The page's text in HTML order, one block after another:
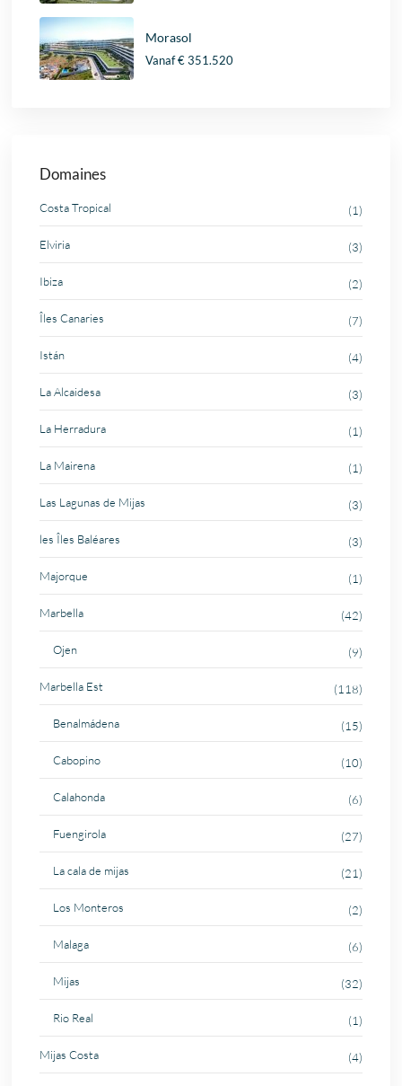
Morasol
Vanaf€ 351.520
Domaines
Costa Tropical (1)
Elviria (3)
Ibiza (2)
Îles Canaries (7)
Istán (4)
La Alcaidesa (3)
La Herradura (1)
La Mairena (1)
Las Lagunas de Mijas (3)
les Îles Baléares (3)
Majorque (1)
Marbella (42)
Ojen (9)
Marbella Est (118)
Benalmádena (15)
Cabopino (10)
Calahonda (6)
Fuengirola (27)
La cala de mijas (21)
Los Monteros (2)
Malaga (6)
Mijas (32)
Rio Real (1)
Mijas Costa (4)